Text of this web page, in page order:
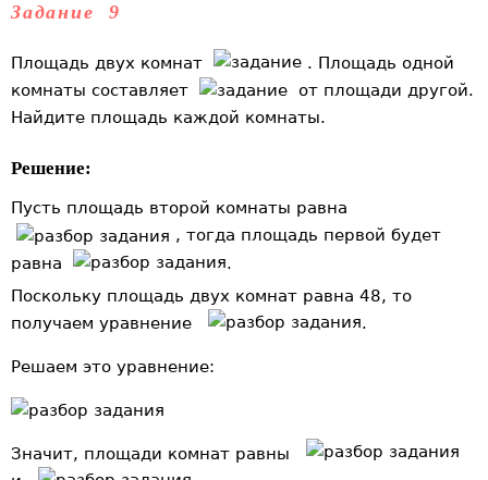
Задание 9
Площадь двух комнат
. Площадь одной
комнаты составляет
от площади другой.
Найдите площадь каждой комнаты.
Решение:
Пусть площадь второй комнаты равна
, тогда площадь первой будет
равна
.
Поскольку площадь двух комнат равна 48, то
получаем уравнение
.
Решаем это уравнение:
Значит, площади комнат равны